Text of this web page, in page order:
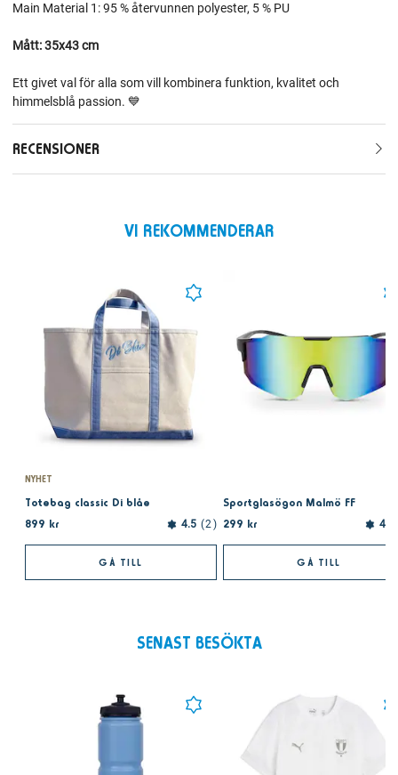
Main Material 1: 95 % återvunnen polyester, 5 % PU
Mått: 35x43 cm
Ett givet val för alla som vill kombinera funktion, kvalitet och
himmelsblå passion. 💙
RECENSIONER
VI REKOMMENDERAR
NYHET
Totebag classic Di blåe
899 kr
4.5 2
GÅ TILL
Sportglasögon Malmö FF
299 kr
4.0
GÅ TILL
SENAST BESÖKTA